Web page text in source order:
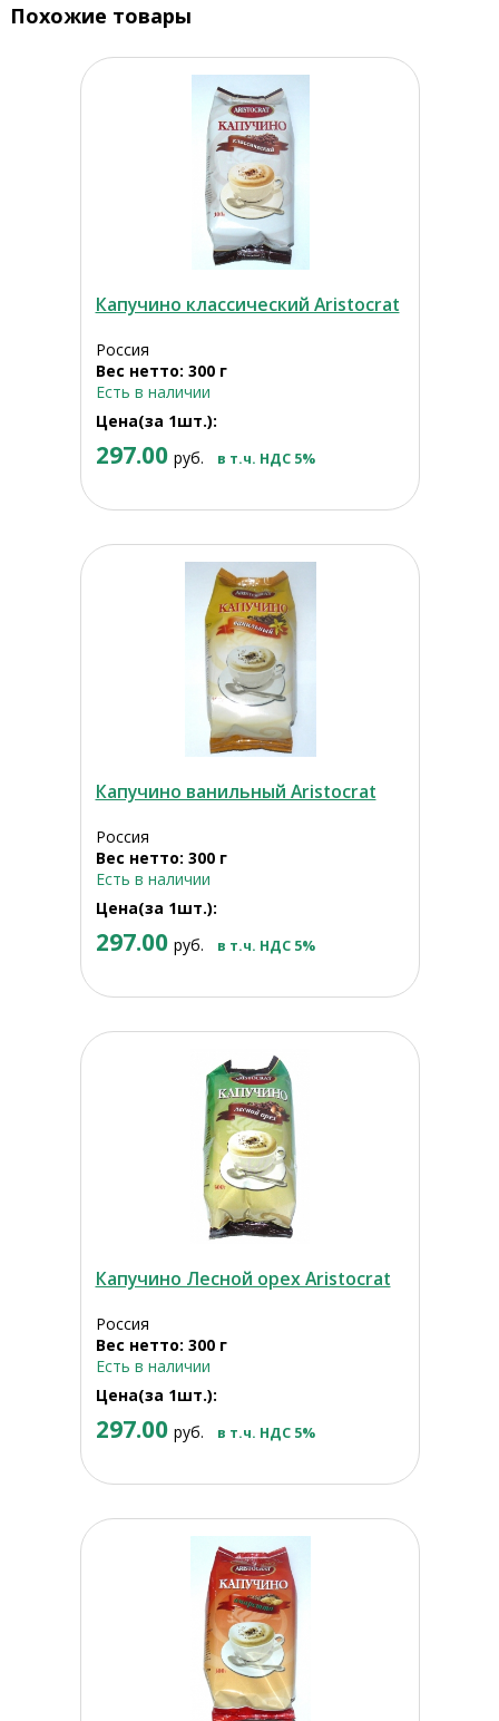
Похожие товары
Капучино классический Aristocrat
Россия
Вес нетто: 300 г
Есть в наличии
Цена(за 1шт.):
297.00 руб. в т.ч. НДС 5%
Капучино ванильный Aristocrat
Россия
Вес нетто: 300 г
Есть в наличии
Цена(за 1шт.):
297.00 руб. в т.ч. НДС 5%
Капучино Лесной орех Aristocrat
Россия
Вес нетто: 300 г
Есть в наличии
Цена(за 1шт.):
297.00 руб. в т.ч. НДС 5%